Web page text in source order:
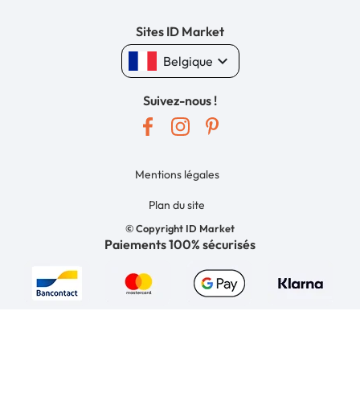
Sites ID Market
Belgique keyboard_arrow_down
Suivez-nous !
© Copyright ID Market
Mentions légales
Plan du site
Paiements 100% sécurisés